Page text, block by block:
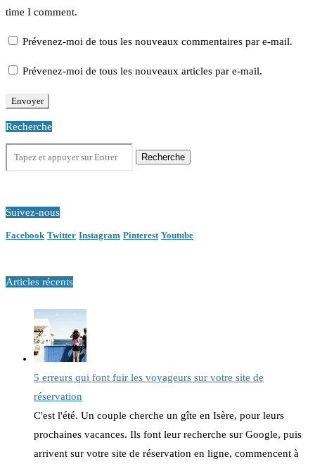
time I comment.
Prévenez-moi de tous les nouveaux commentaires par e-mail.
Prévenez-moi de tous les nouveaux articles par e-mail.
Recherche
Suivez-nous
Facebook Twitter Instagram Pinterest Youtube
Articles récents
5 erreurs qui font fuir les voyageurs sur votre site de
réservation
C'est l'été. Un couple cherche un gîte en Isère, pour leurs
prochaines vacances. Ils font leur recherche sur Google, puis
arrivent sur votre site de réservation en ligne, commencent à